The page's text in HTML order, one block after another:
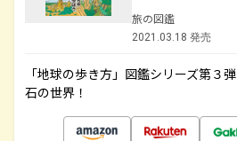
旅の図鑑
2021.03.18 発売
「地球の歩き方」図鑑シリーズ第３
石の世界！